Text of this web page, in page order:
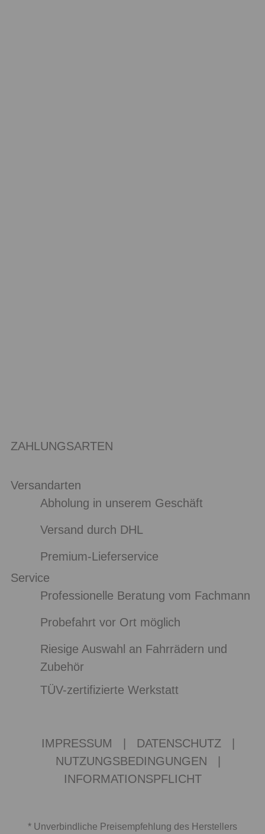
ZAHLUNGSARTEN
Versandarten
Abholung in unserem Geschäft
Versand durch DHL
Premium-Lieferservice
Service
Professionelle Beratung vom Fachmann
Probefahrt vor Ort möglich
Riesige Auswahl an Fahrrädern und
Zubehör
TÜV-zertifizierte Werkstatt
IMPRESSUM DATENSCHUTZ
NUTZUNGSBEDINGUNGEN
INFORMATIONSPFLICHT
* Unverbindliche Preisempfehlung des Herstellers